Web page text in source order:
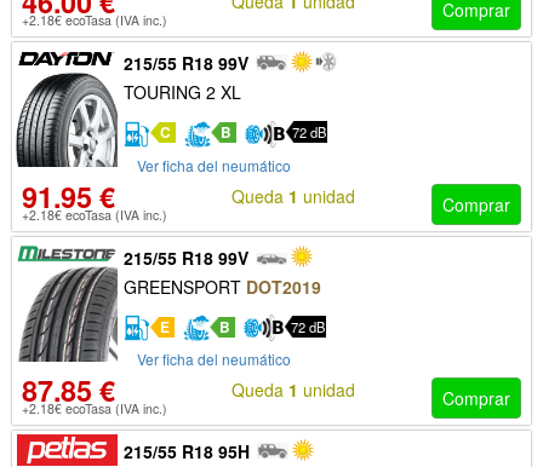
+2.18€ ecoTasa (IVA inc.) Comprar
215/55 R18 99V
TOURING 2 XL
C B 72 dB
Ver ficha del neumático
91.95 €
+2.18€ ecoTasa (IVA inc.) Comprar
Queda 1 unidad
215/55 R18 99V
GREENSPORT DOT2019
E B 72 dB
Ver ficha del neumático
87.85 €
+2.18€ ecoTasa (IVA inc.) Comprar
Queda 1 unidad
215/55 R18 95H